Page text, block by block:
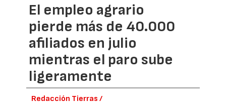
El empleo agrario
pierde más de 40.000
afiliados en julio
mientras el paro sube
ligeramente
Redacción Tierras /